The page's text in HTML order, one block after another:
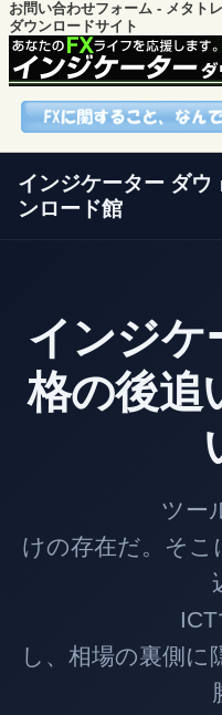
お問い合わせフォーム - メタト
ダウンロードサイト
インジケーター ダウ
ンロード館
インジケ
格の後追
ツールは価
けの存在だ。そこ
ICTで大口
し、相場の裏側に